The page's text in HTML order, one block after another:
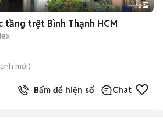
+2
10
tầng trệt Bình Thạnh HCM
mới)
Bấm để hiện số Chat